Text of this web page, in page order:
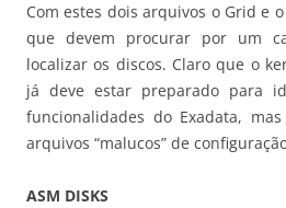
Com estes dois arquivos o Grid e
que devem procurar por um
localizar os discos. Claro que o
já deve estar preparado para
funcionalidades do Exadata,
arquivos “malucos” de
ASM DISKS